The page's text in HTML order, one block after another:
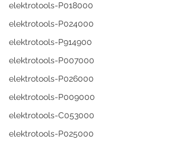
elektrotools-P018000
elektrotools-P024000
elektrotools-P914900
elektrotools-P007000
elektrotools-P026000
elektrotools-P009000
elektrotools-C053000
elektrotools-P025000